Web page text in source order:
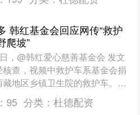
韩红基金会回应网传“救护
爬坡”
，@韩红爱心慈善基金会 发文
核查，视频中救护车系基金会捐
藏地区乡镇卫生院的救护车。平
输途中，经过西藏昌都市芒康县
单行山区公路，....
95 分类： 杜德配资